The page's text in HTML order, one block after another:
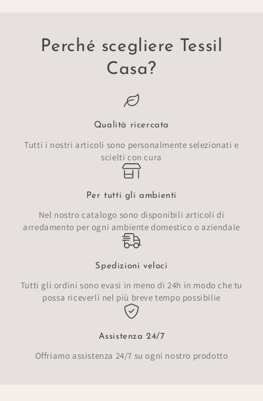
Perché scegliere Tessil
Casa?
Qualità ricercata
Tutti i nostri articoli sono personalmente selezionati e
scielti con cura
Per tutti gli ambienti
Nel nostro catalogo sono disponibili articoli di
arredamento per ogni ambiente domestico o aziendale
Spedizioni veloci
Tutti gli ordini sono evasi in meno di 24h in modo che tu
possa riceverli nel più breve tempo possibilie
Assistenza 24/7
Offriamo assistenza 24/7 su ogni nostro prodotto